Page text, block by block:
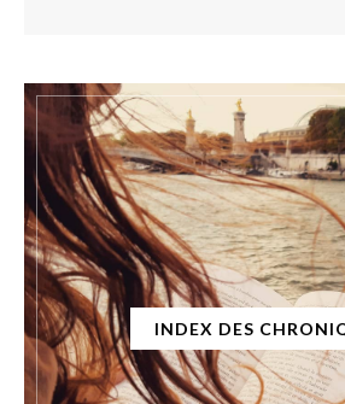
INDEX DES